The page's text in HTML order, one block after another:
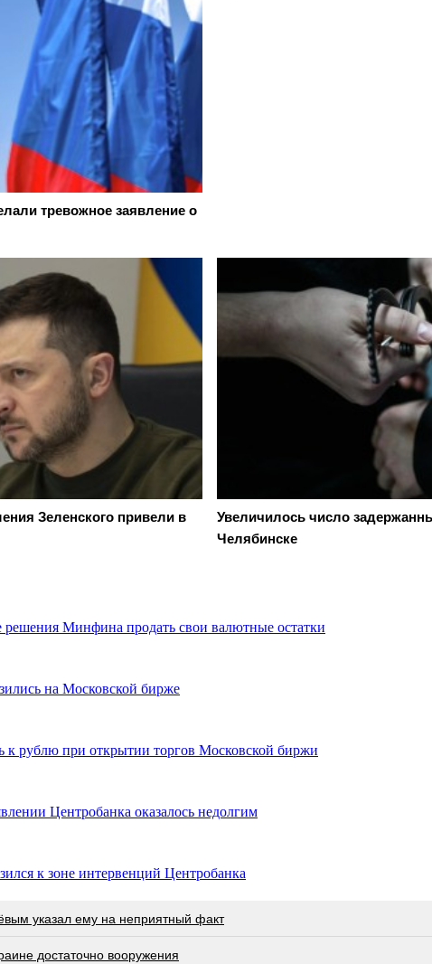
тревожное заявление о
Зеленского привели в
Увеличилось число
Челябинске
решения Минфина продать свои валютные остатки
на Московской бирже
к рублю при открытии торгов Московской биржи
Центробанка оказалось недолгим
к зоне интервенций Центробанка
указал ему на неприятный факт
достаточно вооружения